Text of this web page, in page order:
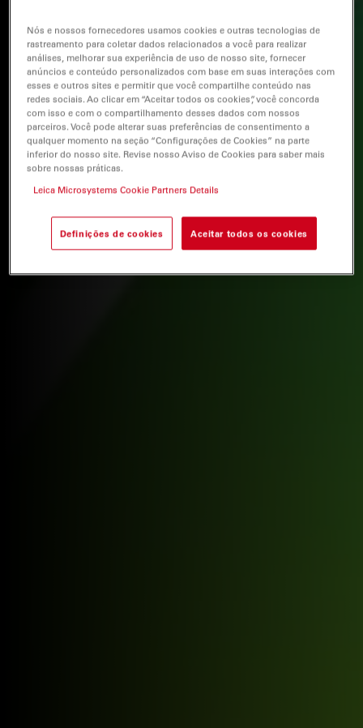
Nós e nossos fornecedores usamos cookies e outras tecnologias de
rastreamento para coletar dados relacionados a você para realizar
análises, melhorar sua experiência de uso de nosso site, fornecer
anúncios e conteúdo personalizados com base em suas interações com
esses e outros sites e permitir que você compartilhe conteúdo nas
redes sociais. Ao clicar em “Aceitar todos os cookies”, você concorda
com isso e com o compartilhamento desses dados com nossos
parceiros. Você pode alterar suas preferências de consentimento a
qualquer momento na seção “Configurações de Cookies” na parte
inferior do nosso site. Revise nosso Aviso de Cookies para saber mais
sobre nossas práticas.
Leica Microsystems Cookie Partners Details
Definições de cookies Aceitar todos os cookies